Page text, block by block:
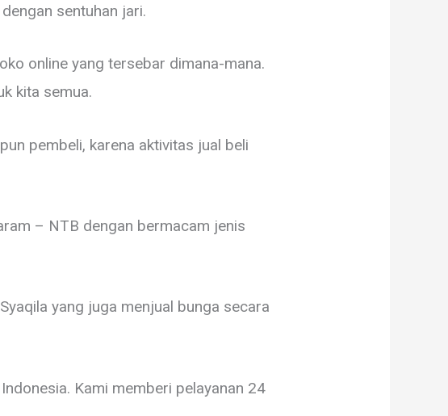
sentuhan jari.
online yang tersebar dimana-mana.
kita semua.
pembeli, karena aktivitas jual beli
– NTB dengan bermacam jenis
yang juga menjual bunga secara
Kami memberi pelayanan 24